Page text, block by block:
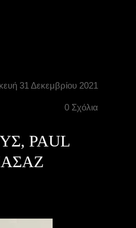
31 Δεκεμβρίου 2021
0 Σχόλια
PAUL